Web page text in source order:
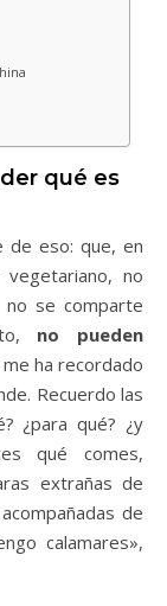
qué es
de eso: que, en
no
se comparte
no pueden
ha recordado
Recuerdo las
¿para qué? ¿y
qué comes,
extrañas de
de
calamares»,